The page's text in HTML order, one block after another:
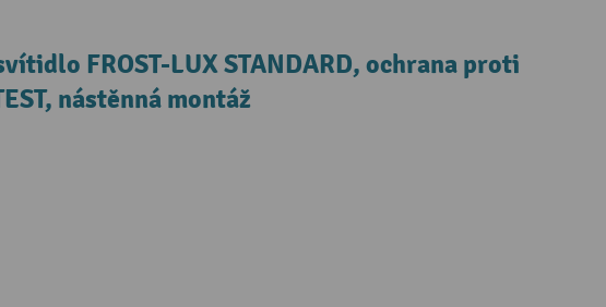
FROST-LUX STANDARD, ochrana proti
nástěnná montáž